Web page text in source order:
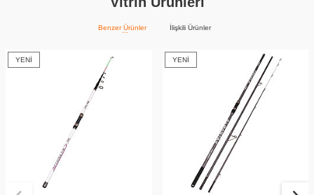
Benzer Ürünler İlişkili Ürünler
YENI YENI